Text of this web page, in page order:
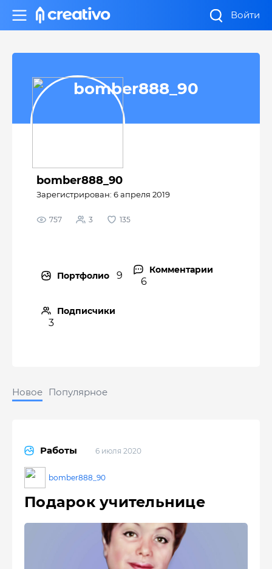
Войти
bomber888_90
bomber888_90
Зарегистрирован: 6 апреля 2019
757 3 135
Портфолио 9 Комментарии
6
Подписчики
3
Новое Популярное
Работы 6 июля 2020
bomber888_90
Подарок учительнице